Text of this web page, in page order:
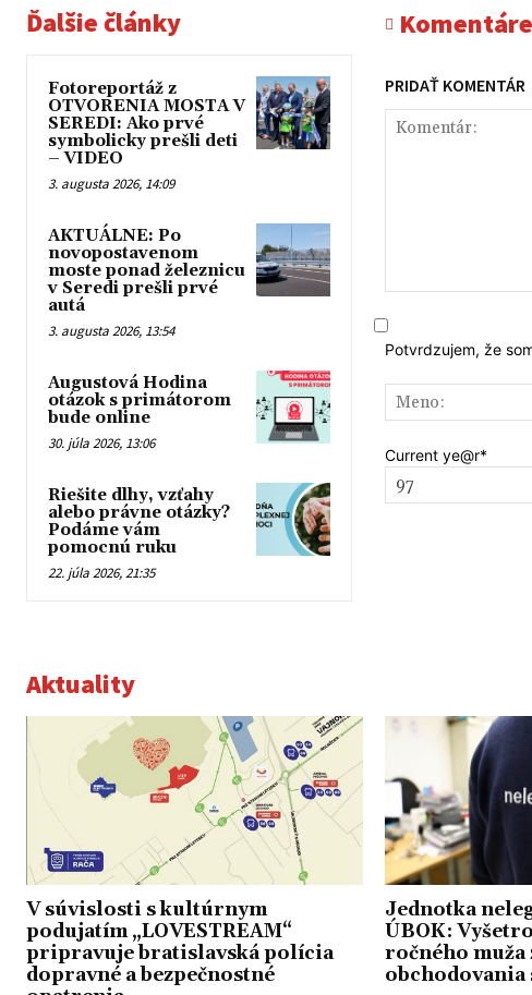
Ďalšie články
Fotoreportáž z
OTVORENIA MOSTA V
SEREDI: Ako prvé
symbolicky prešli deti
– VIDEO
3. augusta 2026, 14:09
AKTUÁLNE: Po
novopostavenom
moste ponad železnicu
v Seredi prešli prvé
autá
3. augusta 2026, 13:54
Augustová Hodina
otázok s primátorom
bude online
30. júla 2026, 13:06
Riešite dlhy, vzťahy
alebo právne otázky?
Podáme vám
pomocnú ruku
22. júla 2026, 21:35
PRIDAŤ KOMENTÁR
Potvrdzujem, že
Current ye@r*
Aktuality
V súvislosti s kultúrnym
podujatím „LOVESTREAM“
pripravuje bratislavská polícia
dopravné a bezpečnostné
Jednotka
ÚBOK:
ročného muža
obchodovania